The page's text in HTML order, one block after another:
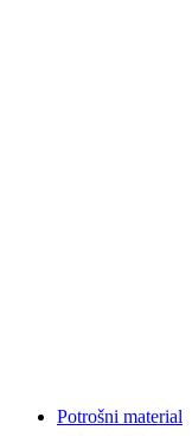
Potrošni material